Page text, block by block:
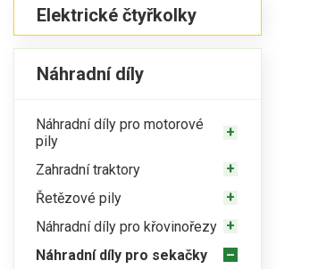
Elektrické čtyřkolky
Náhradní díly
Náhradní díly pro motorové
pily
Zahradní traktory
Řetězové pily
Náhradní díly pro křovinořezy
Náhradní díly pro sekačky